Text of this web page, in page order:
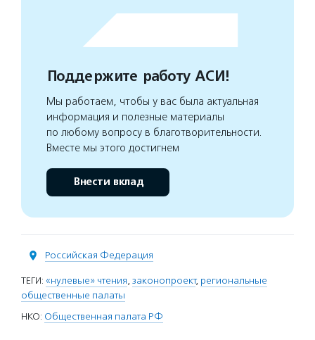
Поддержите работу АСИ!
Мы работаем, чтобы у вас была актуальная
информация и полезные материалы
по любому вопросу в благотворительности.
Вместе мы этого достигнем
Внести вклад
Российская Федерация
ТЕГИ: «нулевые» чтения, законопроект, региональные
общественные палаты
НКО: Общественная палата РФ